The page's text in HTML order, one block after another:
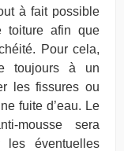
à fait possible
toiture afin que
Pour cela,
toujours à un
les fissures ou
fuite d’eau. Le
mousse sera
les éventuelles